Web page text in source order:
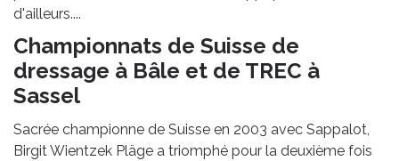
d'ailleurs....
Championnats de Suisse de
dressage à Bâle et de TREC à
Sassel
Sacrée championne de Suisse en 2003 avec Sappalot,
Birgit Wientzek Pläge a triomphé pour la deuxième fois